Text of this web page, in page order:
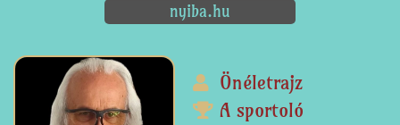
nyiba.hu
Önéletrajz
A sportoló